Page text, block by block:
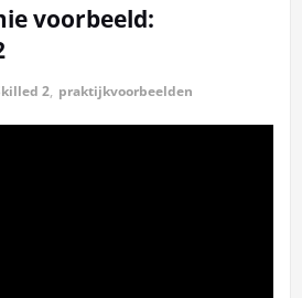
voorbeeld:
2, praktijkvoorbeelden